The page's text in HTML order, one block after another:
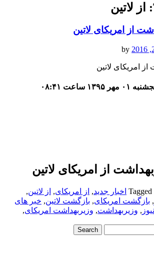
از لاتین
از امریکای لاتین
امریکای لاتین
ساعت ۰۸:۴۱
از امریکای لاتین
Tagged اخبار جدید, از امریکای, از لاتین,
, بازگشت امریکای, بازگشت لاتین, خبر های
نیوز , وزیربهداشت, وزیربهداشت امریکای,